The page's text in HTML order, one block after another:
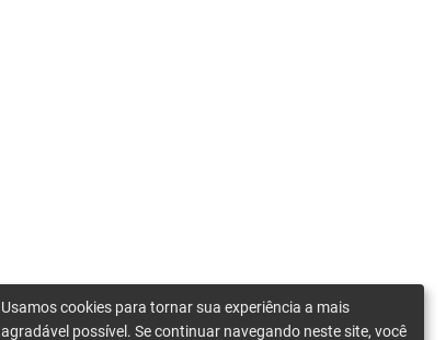
Usamos cookies para tornar sua experiência a mais
agradável possível. Se continuar navegando neste site, você